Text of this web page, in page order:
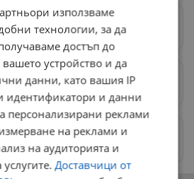
News→
източници →
и информация на
използваме
технологии, за да
достъп до
устройство и да
данни, като вашия IP
идентификатори и данни
персонализирани реклами
на реклами и
на аудиторията и
Доставчици от